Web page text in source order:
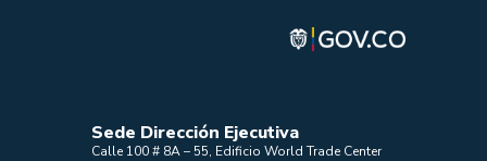
Sede Dirección Ejecutiva
Calle 100 # 8A – 55, Edificio World Trade Center